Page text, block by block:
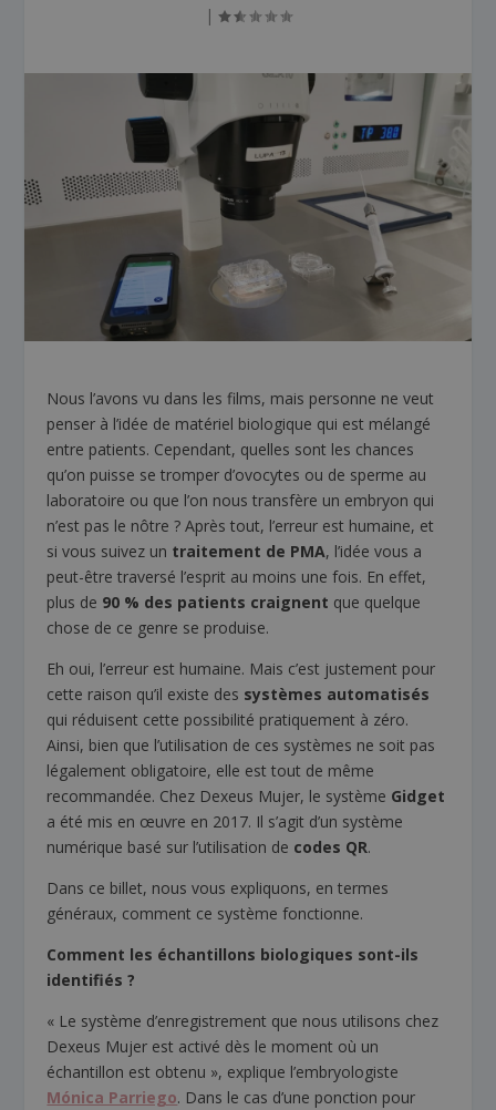
|
Nous l’avons vu dans les films, mais personne ne veut
penser à l’idée de matériel biologique qui est mélangé
entre patients. Cependant, quelles sont les chances
qu’on puisse se tromper d’ovocytes ou de sperme au
laboratoire ou que l’on nous transfère un embryon qui
n’est pas le nôtre ? Après tout, l’erreur est humaine, et
si vous suivez un traitement de PMA, l’idée vous a
peut-être traversé l’esprit au moins une fois. En effet,
plus de 90 % des patients craignent que quelque
chose de ce genre se produise.
Eh oui, l’erreur est humaine. Mais c’est justement pour
cette raison qu’il existe des systèmes automatisés
qui réduisent cette possibilité pratiquement à zéro.
Ainsi, bien que l’utilisation de ces systèmes ne soit pas
légalement obligatoire, elle est tout de même
recommandée. Chez Dexeus Mujer, le système Gidget
a été mis en œuvre en 2017. Il s’agit d’un système
numérique basé sur l’utilisation de codes QR.
Dans ce billet, nous vous expliquons, en termes
généraux, comment ce système fonctionne.
Comment les échantillons biologiques sont-ils
identifiés ?
« Le système d’enregistrement que nous utilisons chez
Dexeus Mujer est activé dès le moment où un
échantillon est obtenu », explique l’embryologiste
Mónica Parriego. Dans le cas d’une ponction pour